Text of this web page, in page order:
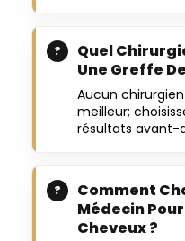
Quel
Une Greffe
Aucun
meilleur;
résultats avant-
Comment
Médecin
Cheveux ?